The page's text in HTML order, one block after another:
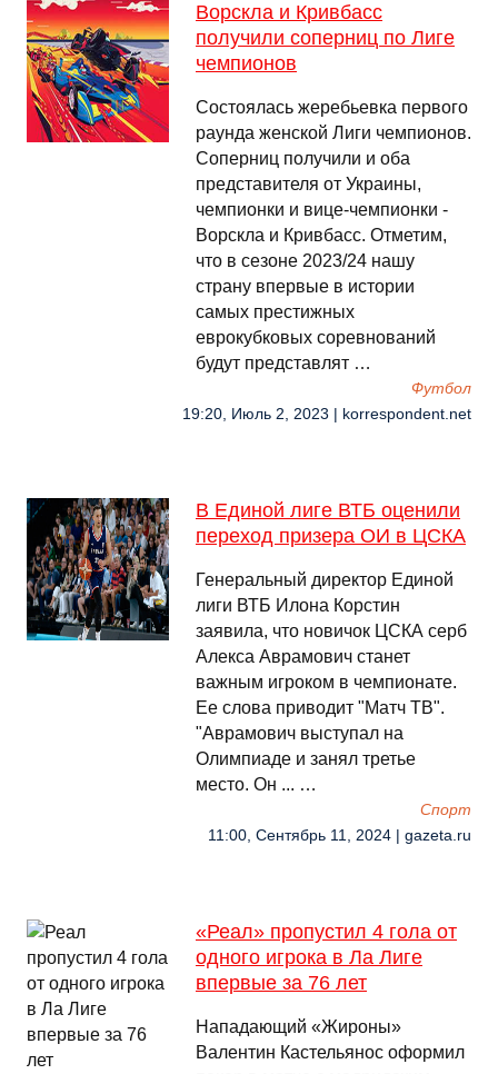
Ворскла и Кривбасс
получили соперниц по Лиге
чемпионов
Состоялась жеребьевка первого
раунда женской Лиги чемпионов.
Соперниц получили и оба
представителя от Украины,
чемпионки и вице-чемпионки -
Ворскла и Кривбасс. Отметим,
что в сезоне 2023/24 нашу
страну впервые в истории
самых престижных
еврокубковых соревнований
будут представлят …
Футбол
19:20, Июль 2, 2023 | korrespondent.net
В Единой лиге ВТБ оценили
переход призера ОИ в ЦСКА
Генеральный директор Единой
лиги ВТБ Илона Корстин
заявила, что новичок ЦСКА серб
Алекса Аврамович станет
важным игроком в чемпионате.
Ее слова приводит "Матч ТВ".
"Аврамович выступал на
Олимпиаде и занял третье
место. Он ... …
Спорт
11:00, Сентябрь 11, 2024 | gazeta.ru
«Реал» пропустил 4 гола от
одного игрока в Ла Лиге
впервые за 76 лет
Нападающий «Жироны»
Валентин Кастельянос оформил